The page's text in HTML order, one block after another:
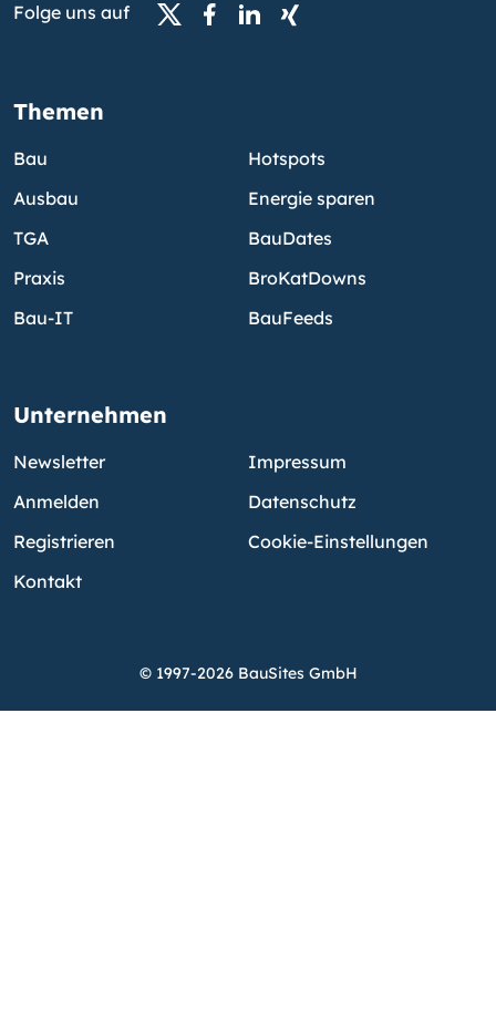
Folge uns auf
Themen
Bau
Ausbau
TGA
Praxis
Bau-IT
Hotspots
Energie sparen
BauDates
BroKatDowns
BauFeeds
Unternehmen
Newsletter
Anmelden
Registrieren
Kontakt
Impressum
Datenschutz
Cookie-Einstellungen
© 1997-2026 BauSites GmbH